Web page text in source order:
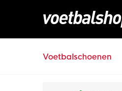
Voetbalschoenen